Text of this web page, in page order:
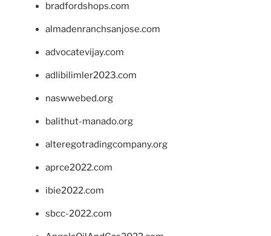
bradfordshops.com
almadenranchsanjose.com
advocatevijay.com
adlibilimler2023.com
naswwebed.org
balithut-manado.org
alteregotradingcompany.org
aprce2022.com
ibie2022.com
sbcc-2022.com